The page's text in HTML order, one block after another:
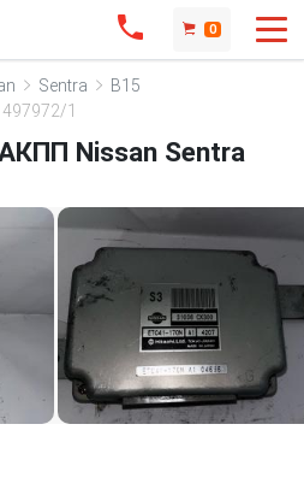
0
Sentra
B15
497972/1
Nissan Sentra